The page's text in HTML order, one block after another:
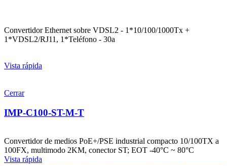
Convertidor Ethernet sobre VDSL2 - 1*10/100/1000Tx +
1*VDSL2/RJ11, 1*Teléfono - 30a
Vista rápida
Cerrar
IMP-C100-ST-M-T
Convertidor de medios PoE+/PSE industrial compacto 10/100TX a
100FX, multimodo 2KM, conector ST; EOT -40°C ~ 80°C
Vista rápida